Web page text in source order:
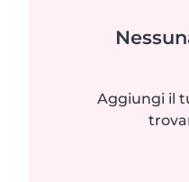
Aggiungi il